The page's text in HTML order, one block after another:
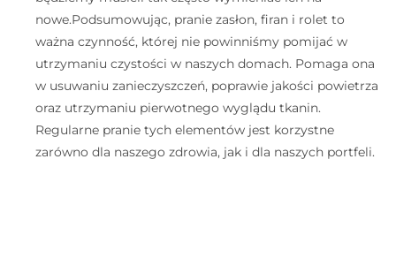
nowe.Podsumowując, pranie zasłon, firan i rolet to
ważna czynność, której nie powinniśmy pomijać w
utrzymaniu czystości w naszych domach. Pomaga ona
w usuwaniu zanieczyszczeń, poprawie jakości powietrza
oraz utrzymaniu pierwotnego wyglądu tkanin.
Regularne pranie tych elementów jest korzystne
zarówno dla naszego zdrowia, jak i dla naszych portfeli.